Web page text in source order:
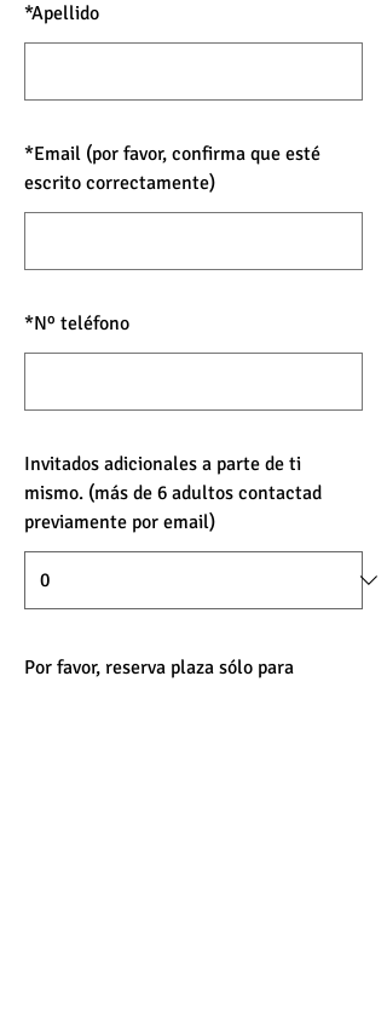
*Apellido
*Email (por favor, confirma que esté
escrito correctamente)
*Nº teléfono
Invitados adicionales a parte de ti
mismo. (más de 6 adultos contactad
previamente por email)
Por favor, reserva plaza sólo para